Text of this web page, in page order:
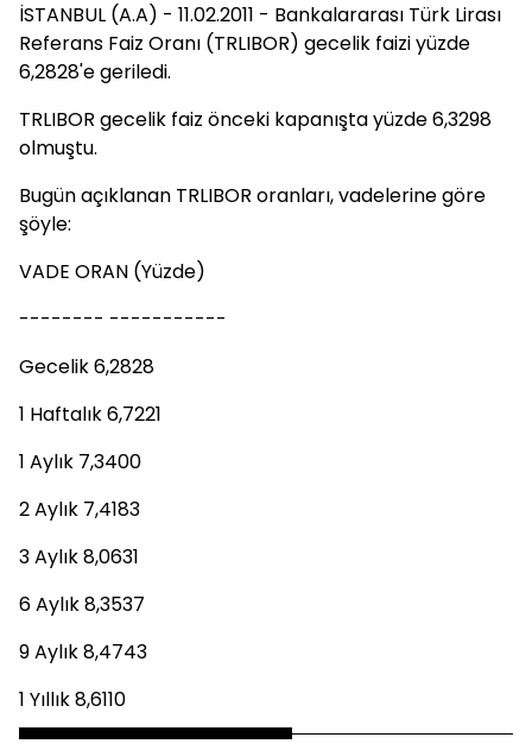
İSTANBUL (A.A) - 11.02.2011 - Bankalararası Türk Lirası
Referans Faiz Oranı (TRLIBOR) gecelik faizi yüzde
6,2828'e geriledi.
TRLIBOR gecelik faiz önceki kapanışta yüzde 6,3298
olmuştu.
Bugün açıklanan TRLIBOR oranları, vadelerine göre
şöyle:
VADE ORAN (Yüzde)
-------- -----------
Gecelik 6,2828
1 Haftalık 6,7221
1 Aylık 7,3400
2 Aylık 7,4183
3 Aylık 8,0631
6 Aylık 8,3537
9 Aylık 8,4743
1 Yıllık 8,6110